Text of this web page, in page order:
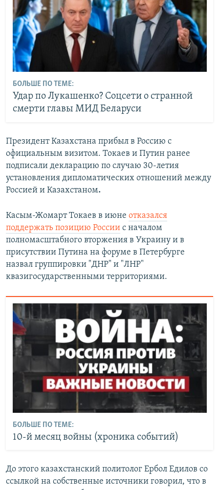
БОЛЬШЕ ПО ТЕМЕ:
Удар по Лукашенко? Соцсети о странной
смерти главы МИД Беларуси
Президент Казахстана прибыл в Россию с
официальным визитом. Токаев и Путин ранее
подписали декларацию по случаю 30-летия
установления дипломатических отношений между
Россией и Казахстаном.
Касым-Жомарт Токаев в июне отказался
поддержать позицию России с началом
полномасштабного вторжения в Украину и в
присутствии Путина на форуме в Петербурге
назвал группировки "ДНР" и "ЛНР"
квазигосударственными территориями.
БОЛЬШЕ ПО ТЕМЕ:
10-й месяц войны (хроника событий)
До этого казахстанский политолог Ербол Едилов со
ссылкой на собственные источники говорил, что в